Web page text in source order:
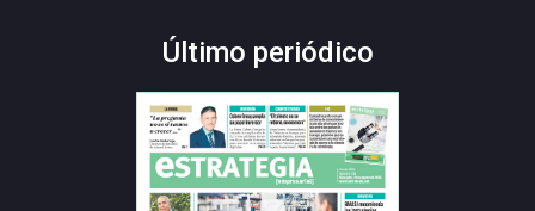
Último periódico